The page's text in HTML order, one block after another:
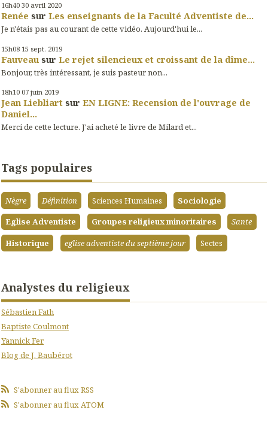
16h40 30 avril 2020
Renée sur Les enseignants de la Faculté Adventiste de...
Je n'étais pas au courant de cette vidéo. Aujourd'hui le...
15h08 15 sept. 2019
Fauveau sur Le rejet silencieux et croissant de la dîme...
Bonjour, très intéressant, je suis pasteur non...
18h10 07 juin 2019
Jean Liebliart sur EN LIGNE: Recension de l'ouvrage de
Daniel...
Merci de cette lecture. J'ai acheté le livre de Milard et...
Tags populaires
Nègre Définition Sciences Humaines
Sociologie
Eglise Adventiste
Groupes religieux minoritaires
Sante
Historique
eglise adventiste du septième jour Sectes
Analystes du religieux
Sébastien Fath
Baptiste Coulmont
Yannick Fer
Blog de J. Baubérot
S'abonner au flux RSS
S'abonner au flux ATOM